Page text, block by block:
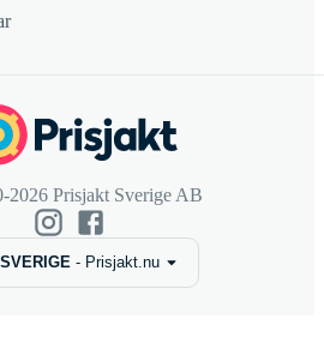
2026 Prisjakt Sverige AB
SVERIGE- Prisjakt.nu